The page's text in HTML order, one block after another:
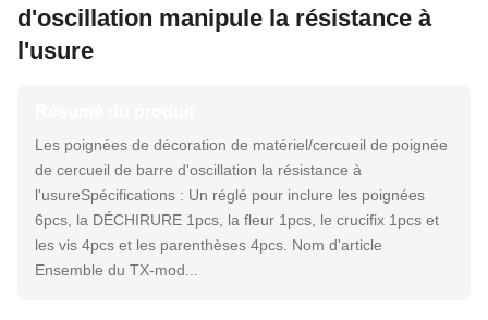
d'oscillation manipule la résistance à
l'usure
Les poignées de décoration de matériel/cercueil de poignée
de cercueil de barre d'oscillation la résistance à
l'usureSpécifications : Un réglé pour inclure les poignées
6pcs, la DÉCHIRURE 1pcs, la fleur 1pcs, le crucifix 1pcs et
les vis 4pcs et les parenthèses 4pcs. Nom d'article
Ensemble du TX-mod...